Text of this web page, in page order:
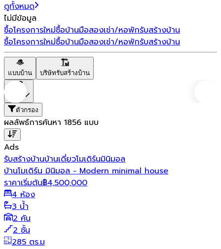
ดูทั้งหมด
ไม่มีข้อมูล
ซื้อโครงการใหม่ซื้อบ้านมือสองเช่า/หอพักรับสร้างบ้าน
ซื้อโครงการใหม่ซื้อบ้านมือสองเช่า/หอพักรับสร้างบ้าน
แบบบ้าน บริษัทรับสร้างบ้าน
ตัวกรอง
ผลลัพธ์การค้นหา 1856 แบบ
Ads
รับสร้างบ้านบ้านเดี่ยวโมเดิร์นมินิมอล
บ้านโมเดิร์น มินิมอล - Modern minimal house
ราคาเริ่มต้น฿4,500,000
4 ห้อง
3 น้ำ
2 คัน
2 ชั้น
285 ตร.ม